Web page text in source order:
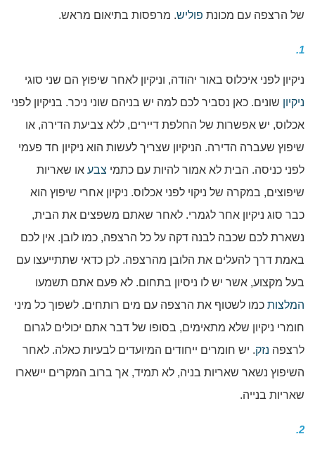
של הרצפה עם מכונת פוליש. מרפסות בתיאום מראש.
1.
ניקיון לפני איכלוס באור יהודה, וניקיון לאחר שיפוץ הם שני סוגי
ניקיון שונים. כאן נסביר לכם למה יש בניהם שוני ניכר. בניקיון לפני
אכלוס, יש אפשרות של החלפת דיירים, ללא צביעת הדירה, או
שיפוץ שעברה הדירה. הניקיון שצריך לעשות הוא ניקיון חד פעמי
לפני כניסה. הבית לא אמור להיות עם כתמי צבע או שאריות
שיפוצים, במקרה של ניקוי לפני אכלוס. ניקיון אחרי שיפוץ הוא
כבר סוג ניקיון אחר לגמרי. לאחר שאתם משפצים את הבית,
נשארת לכם שכבה לבנה דקה על כל הרצפה, כמו לובן. אין לכם
באמת דרך להעלים את הלובן מהרצפה. לכן כדאי שתתייעצו עם
בעל מקצוע, אשר יש לו ניסיון בתחום. לא פעם אתם תשמעו
המלצות כמו לשטוף את הרצפה עם מים רותחים. לשפוך כל מיני
חומרי ניקיון שלא מתאימים, בסופו של דבר אתם יכולים לגרום
לרצפה נזק. יש חומרים ייחודים המיועדים לבעיות כאלה. לאחר
השיפוץ נשאר שאריות בניה, לא תמיד, אך ברוב המקרים יישארו
שאריות בנייה.
2.